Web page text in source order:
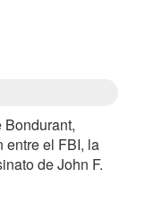
entre el FBI, la
de John F.